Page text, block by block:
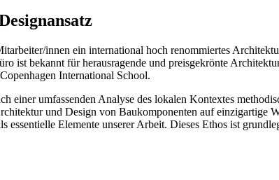
innen ein international hoch renommiertes
bekannt für herausragende und preisgekrönte
International School.
einer umfassenden Analyse des lokalen Kontextes
und Design von Baukomponenten auf einzigartige
Elemente unserer Arbeit. Dieses Ethos ist